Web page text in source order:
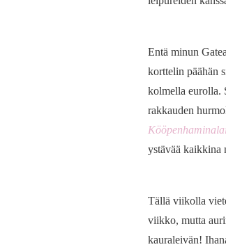
Entä minun
korttelin päähän
kolmella eurolla.
rakkauden
ystävää kaikkina
Tällä viikolla
viikko, mutta
kauraleivän!